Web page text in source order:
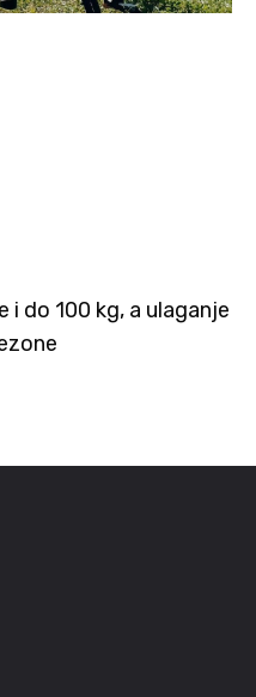
i do 100 kg, a ulaganje